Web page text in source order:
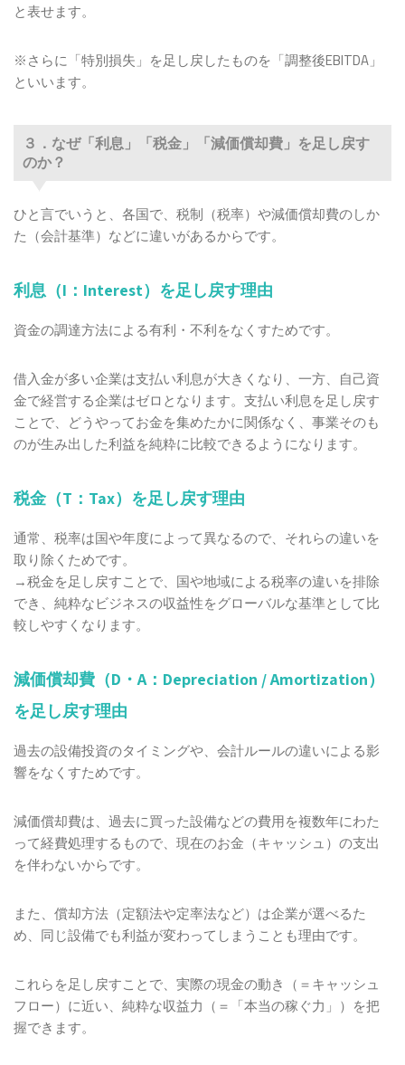
と表せます。
※さらに「特別損失」を足し戻したものを「調整後EBITDA」
といいます。
３．なぜ「利息」「税金」「減価償却費」を足し戻す
のか？
ひと言でいうと、各国で、税制（税率）や減価償却費のしか
た（会計基準）などに違いがあるからです。
利息（I：Interest）を足し戻す理由
資金の調達方法による有利・不利をなくすためです。
借入金が多い企業は支払い利息が大きくなり、一方、自己資
金で経営する企業はゼロとなります。支払い利息を足し戻す
ことで、どうやってお金を集めたかに関係なく、事業そのも
のが生み出した利益を純粋に比較できるようになります。
税金（T：Tax）を足し戻す理由
通常、税率は国や年度によって異なるので、それらの違いを
取り除くためです。
→税金を足し戻すことで、国や地域による税率の違いを排除
でき、純粋なビジネスの収益性をグローバルな基準として比
較しやすくなります。
減価償却費（D・A：Depreciation / Amortization）
を足し戻す理由
過去の設備投資のタイミングや、会計ルールの違いによる影
響をなくすためです。
減価償却費は、過去に買った設備などの費用を複数年にわた
って経費処理するもので、現在のお金（キャッシュ）の支出
を伴わないからです。
また、償却方法（定額法や定率法など）は企業が選べるた
め、同じ設備でも利益が変わってしまうことも理由です。
これらを足し戻すことで、実際の現金の動き（＝キャッシュ
フロー）に近い、純粋な収益力（＝「本当の稼ぐ力」）を把
握できます。